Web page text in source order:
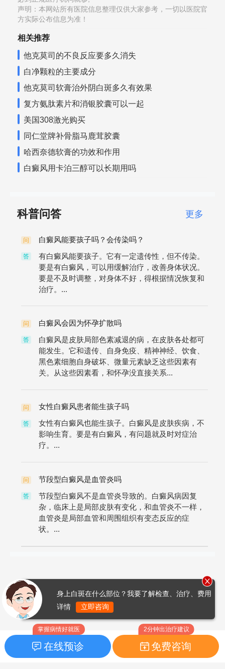
声明：本网站所有医院信息整理仅供大家参考，一切以医院官
方实际公布信息为准！
相关推荐
他克莫司的不良反应要多久消失
白净颗粒的主要成分
他克莫司软膏治外阴白斑多久有效果
复方氨肽素片和消银胶囊可以一起
美国308激光购买
同仁堂牌补骨脂马鹿茸胶囊
哈西奈德软膏的功效和作用
白癜风用卡泊三醇可以长期用吗
科普问答 更多
问 白癜风能要孩子吗？会传染吗？
答
有白癜风能要孩子。它有一定遗传性，但不传染。
要是有白癜风，可以用缓解治疗，改善身体状况。
要是不及时调整，对身体不好，得根据情况恢复和
治疗。...
问 白癜风会因为怀孕扩散吗
答
白癜风是皮肤局部色素减退的病，在皮肤各处都可
能发生。它和遗传、自身免疫、精神神经、饮食、
黑色素细胞自身破坏、微量元素缺乏这些因素有
关。从这些因素看，和怀孕没直接关系...
问 女性白癜风患者能生孩子吗
答
女性有白癜风也能生孩子。白癜风是皮肤疾病，不
影响生育。要是有白癜风，有问题就及时对症治
疗。...
问 节段型白癜风是血管炎吗
答
节段型白癜风不是血管炎导致的。白癜风病因复
杂，临床上是局部皮肤有变化，和血管炎不一样，
血管炎是局部血管和周围组织有变态反应的症
状。...
掌握病情好就医
在线预诊
2分钟出治疗建议
免费咨询
身上白斑在什么部位？我要了解检查、治疗、费用
详情
立即咨询